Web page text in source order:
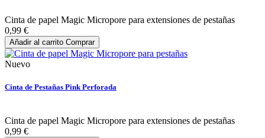
Cinta de papel Magic Micropore para extensiones de pestañas
0,99 €
Añadir al carrito Comprar
Nuevo
Cinta de Pestañas Pink Perforada
Cinta de papel Magic Micropore para extensiones de pestañas
0,99 €